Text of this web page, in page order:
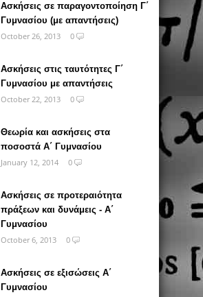
Ασκήσεις σε παραγοντοποίηση Γ΄
Γυμνασίου (με απαντήσεις)
October 26, 2013
0
Ασκήσεις στις ταυτότητες Γ΄
Γυμνασίου με απαντήσεις
October 22, 2013
0
Θεωρία και ασκήσεις στα
ποσοστά Α΄ Γυμνασίου
January 12, 2014
0
Ασκήσεις σε προτεραιότητα
πράξεων και δυνάμεις - Α΄
Γυμνασίου
October 6, 2013
0
Ασκήσεις σε εξισώσεις Α΄
Γυμνασίου